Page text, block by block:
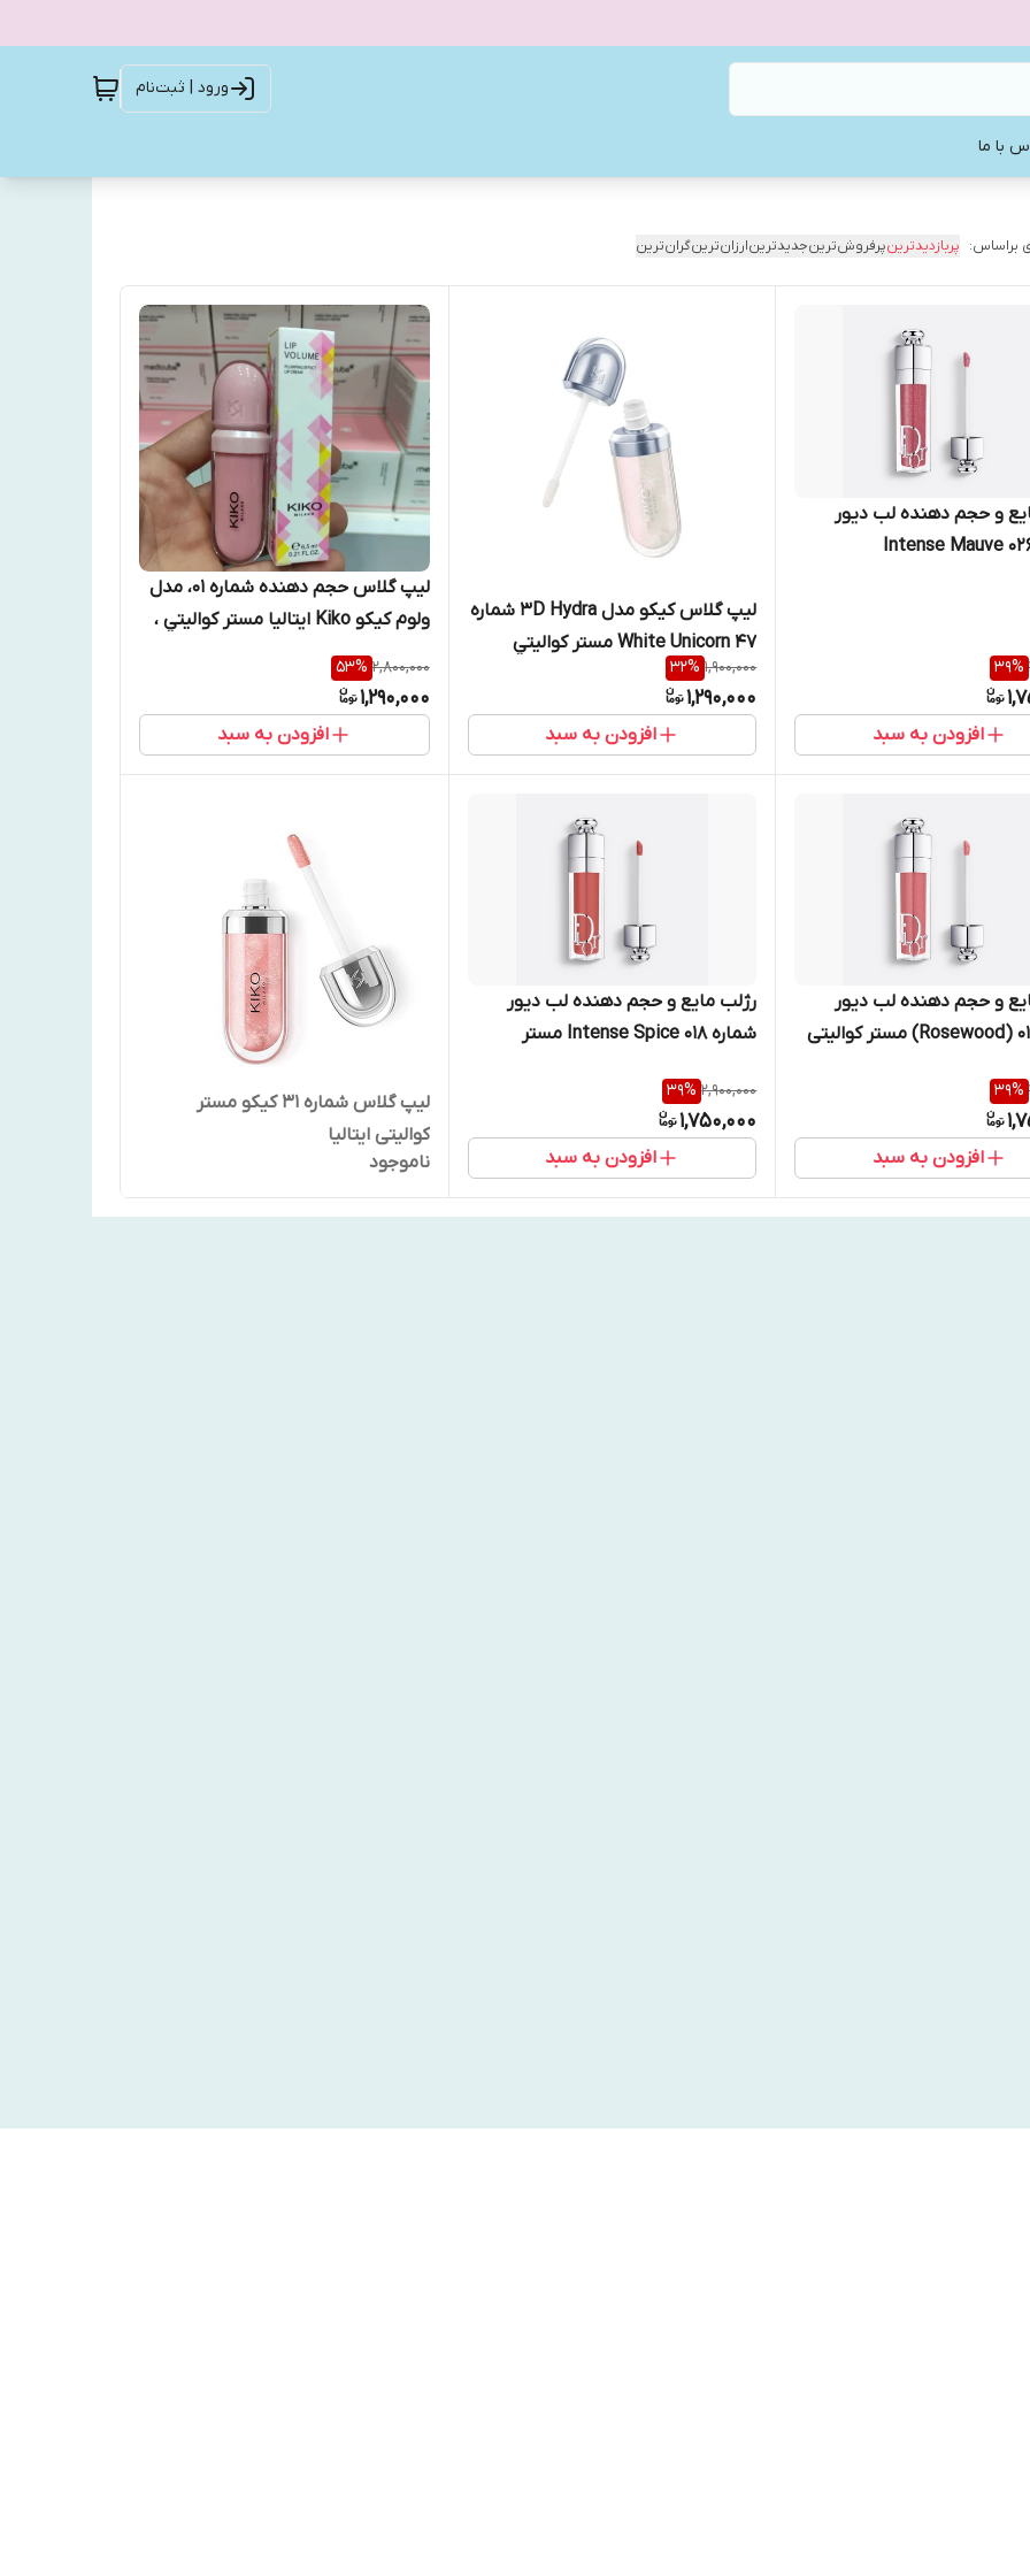
ورود | ثبت‌نام
با ما
براساس: پربازدیدترینپرفروش‌ترینجدیدترینارزان‌ترینگران‌ترین
و حجم دهنده لب دیور
39%
افزودن به سبد
لیپ گلاس کیکو مدل 3D Hydra شماره
47 White Unicorn مستر كواليتي
1,900,000
32%
1,290,000
افزودن به سبد
لیپ گلاس حجم دهنده شماره ۰۱، مدل
ولوم کیکو Kiko ایتالیا مستر كواليتي ،
رنگ توتو صورتی
2,800,000
53%
1,290,000
افزودن به سبد
و حجم دهنده لب دیور
39%
افزودن به سبد
رژلب مایع و حجم دهنده لب دیور
شماره 018 Intense Spice مستر
2,900,000
39%
1,750,000
افزودن به سبد
لیپ گلاس شماره 31 کیکو مستر
کوالیتی ایتالیا
ناموجود